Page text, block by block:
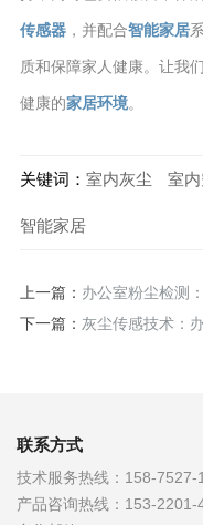
传感器，并配合智能家居
质和保障家人健康。让我
健康的家居环境。
关键词： 室内灰尘 室
智能家居
上一篇： 办公室粉尘检测
下一篇： 灰尘传感技术：
联系方式
技术服务热线： 158-7527-
产品咨询热线： 153-2201-